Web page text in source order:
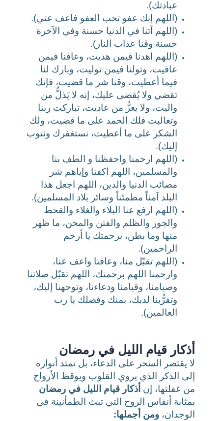
عبادتك).
(اللهم إنك عفو تحب العفو فاعف عني).
(اللهم آتنا في الدنيا حسنة وفي الآخرة
حسنة وقنا عذاب النار).
(اللهم اهدنا فيمن هديت، وعافنا فيمن
عافيت، وتولنا فيمن توليت، وبارك لنا
فيما أعطيت، وقنا شر ما قضيت، فإنك
تقضي ولا يُقضى عليك، إنه لا يَذلُّ من
واليت، ولا يعزُّ من عاديت، تباركت ربنا
وتعاليت فلك الحمد على ما قضيت، ولك
الشكر على ما أعطيت، نستغفرك ونتوب
إليك).
(اللهم ارحمنا واحفظنا و الطف بنا
والمسلمين، اللهم اكفنا وإياهم شر
مصائب الدنيا والدين، اللهم اجعل هذا
البلد آمناً مطمئناً وسائر بلاد المسلمين).
(اللهم ارفع عنا البلاء والغلاء والقحط
والجور والظلم والفتن والمحن، ما ظهر
منها وما بطن، برحمتك يا أرحم
الراحمين).
(اللهم تقبّل منا، وعافنا واعف عنا،
وارحمنا اللهم برحمتك، اللهم تقبّل صلاتنا
وصيامنا، وقيامنا ودعاءنا، وتوجهنا إليك،
وتقرُّبنا لديك، بمنك وفضلك يا رب
العالمين).
أذكار قيام الليل في رمضان
لا يقتصر السحر على الدعاء، بل تمتد أنواره
إلى الذكر الذي يروي القلوب ويوقظ الأرواح
من غفلتها، إن أذكار قيام الليل في رمضان
بمثابة أنفاس الروح التي تبث الطمأنينة في
الوجدان، ومن أجملها: